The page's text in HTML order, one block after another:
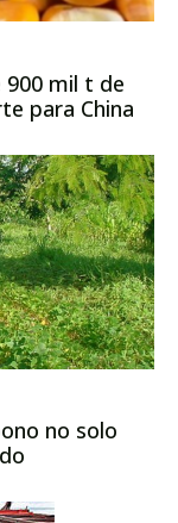
900 mil t de
para China
no solo